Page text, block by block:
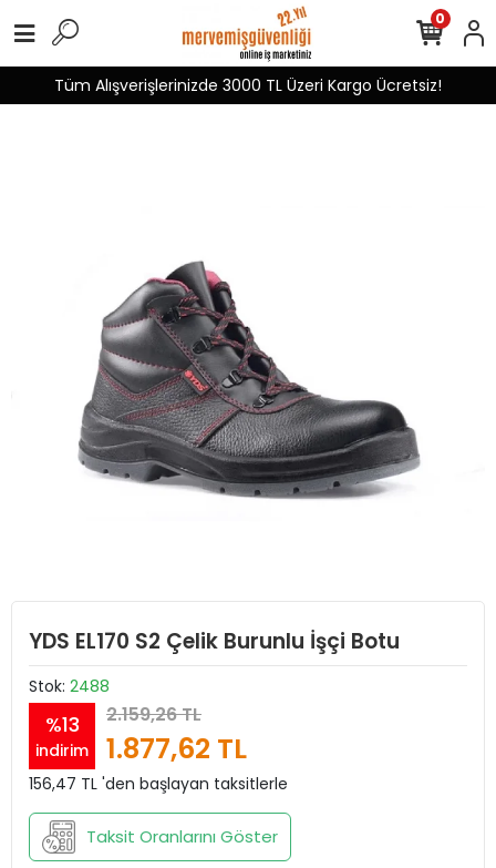
Tüm Alışverişlerinizde 3000 TL Üzeri Kargo Ücretsiz!
0
YDS EL170 S2 Çelik Burunlu İşçi Botu
Stok: 2488
%13
indirim
2.159,26 TL
1.877,62 TL
156,47 TL 'den başlayan taksitlerle
Taksit Oranlarını Göster